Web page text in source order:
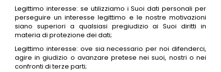
Legittimo interesse: se utilizziamo i Suoi dati personali per
perseguire un interesse legittimo e le nostre motivazioni
siano superiori a qualsiasi pregiudizio ai Suoi diritti in
materia di protezione dei dati;
Legittimo interesse: ove sia necessario per noi difenderci,
agire in giudizio o avanzare pretese nei suoi, nostri o nei
confronti di terze parti;